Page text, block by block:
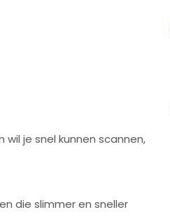
je snel kunnen scannen,
die slimmer en sneller